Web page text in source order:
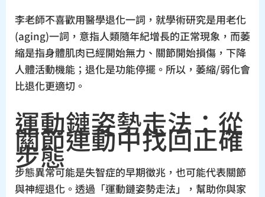
李老師不喜歡用醫學退化一詞，就學術研究是用老化
(aging)一詞，意指人類隨年紀增長的正常現象，而萎
縮是指身體肌肉已經開始無力、關節開始損傷，下降
人體活動機能；退化是功能停擺。所以，萎縮/弱化會
比退化更適切。
運動鏈姿勢走法：從
關節連動中找回正確
步態
步態異常可能是失智症的早期徵兆，也可能代表關節
與神經退化。透過「運動鏈姿勢走法」，幫助你與家